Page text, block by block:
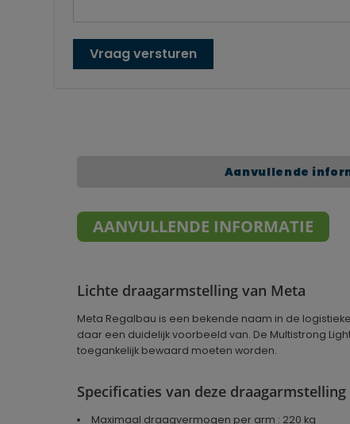
Vraag versturen
Aanvullende
AANVULLENDE INFORMATIE
Lichte draagarmstelling van Meta
Meta Regalbau is een bekende naam in de
daar een duidelijk voorbeeld van. De Multistrong
toegankelijk bewaard moeten worden.
Specificaties van deze draagarmstelling
Maximaal draagvermogen per arm : 220 kg